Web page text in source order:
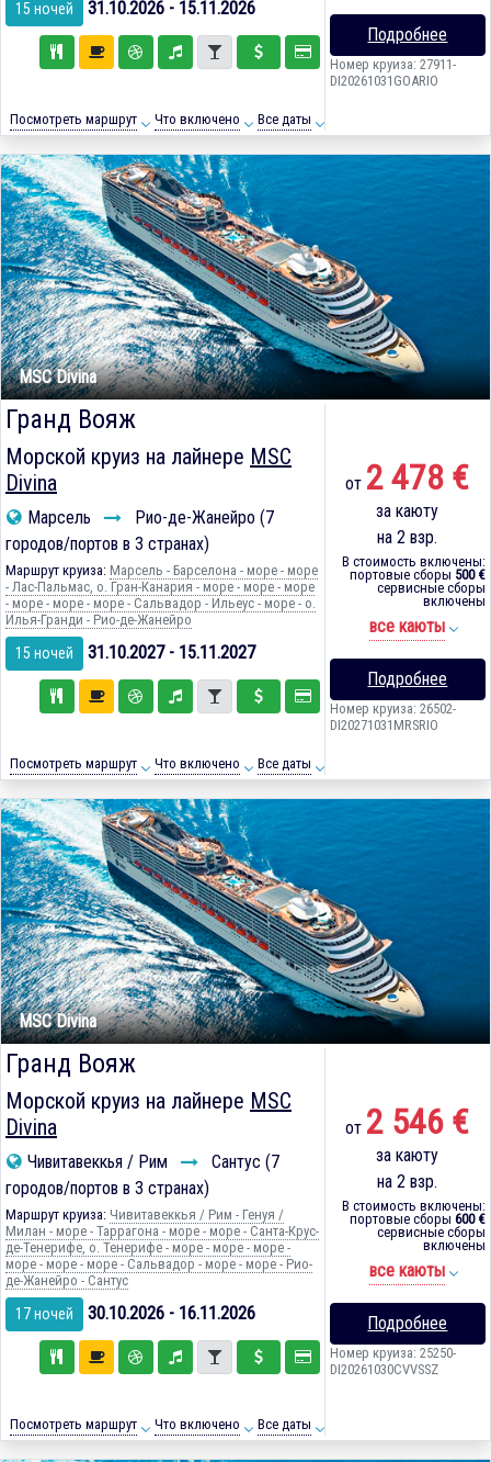
15 ночей 31.10.2026 - 15.11.2026
Посмотреть маршрут Что включено Все даты
Подробнее
Номер круиза: 27911-
DI20261031GOARIO
MSC Divina
Гранд Вояж
Морской круиз на лайнере MSC
Divina
Марсель
Рио-де-Жанейро (7
городов/портов в 3 странах)
Маршрут круиза: Марсель - Барселона - море - море
- Лас-Пальмас, о. Гран-Канария - море - море - море
- море - море - море - Сальвадор - Ильеус - море - о.
Илья-Гранди - Рио-де-Жанейро
15 ночей 31.10.2027 - 15.11.2027
Посмотреть маршрут Что включено Все даты
от 2 478 €
за каюту
на 2 взр.
В стоимость включены:
портовые сборы 500 €
сервисные сборы
включены
все каюты
Подробнее
Номер круиза: 26502-
DI20271031MRSRIO
MSC Divina
Гранд Вояж
Морской круиз на лайнере MSC
Divina
Чивитавеккья / Рим
Сантус (7
городов/портов в 3 странах)
Маршрут круиза: Чивитавеккья / Рим - Генуя /
Милан - море - Таррагона - море - море - Санта-Крус-
де-Тенерифе, о. Тенерифе - море - море - море -
море - море - море - Сальвадор - море - море - Рио-
де-Жанейро - Сантус
17 ночей 30.10.2026 - 16.11.2026
Посмотреть маршрут Что включено Все даты
от 2 546 €
за каюту
на 2 взр.
В стоимость включены:
портовые сборы 600 €
сервисные сборы
включены
все каюты
Подробнее
Номер круиза: 25250-
DI20261030CVVSSZ